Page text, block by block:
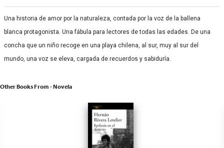
Una historia de amor por la naturaleza, contada por la voz de la ballena
blanca protagonista. Una fábula para lectores de todas las edades. De una
concha que un niño recoge en una playa chilena, al sur, muy al sur del
mundo, una voz se eleva, cargada de recuerdos y sabiduría.
Other Books From - Novela